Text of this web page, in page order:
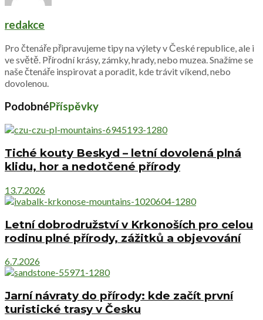
redakce
Pro čtenáře připravujeme tipy na výlety v České republice, ale i
ve světě. Přírodní krásy, zámky, hrady, nebo muzea. Snažíme se
naše čtenáře inspirovat a poradit, kde trávit víkend, nebo
dovolenou.
PodobnéPříspěvky
Tiché kouty Beskyd – letní dovolená plná
klidu, hor a nedotčené přírody
13.7.2026
Letní dobrodružství v Krkonoších pro celou
rodinu plné přírody, zážitků a objevování
6.7.2026
Jarní návraty do přírody: kde začít první
turistické trasy v Česku